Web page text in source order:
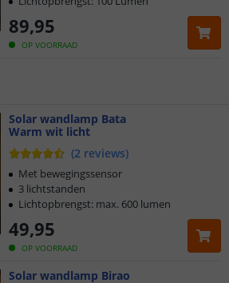
OP VOORRAAD
89,95
verzending vanaf € 20,-
Klantbeoordeling 9.1
Solar wandlamp Bata
Warm wit licht
(2 reviews)
OP VOORRAAD
49,95
Met bewegingssensor
3 lichtstanden
Lichtopbrengst: max. 600 lumen
Solar wandlamp Birao